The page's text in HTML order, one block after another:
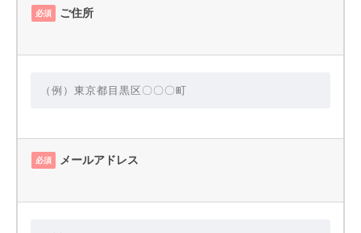
必須 ご住所
必須 メールアドレス